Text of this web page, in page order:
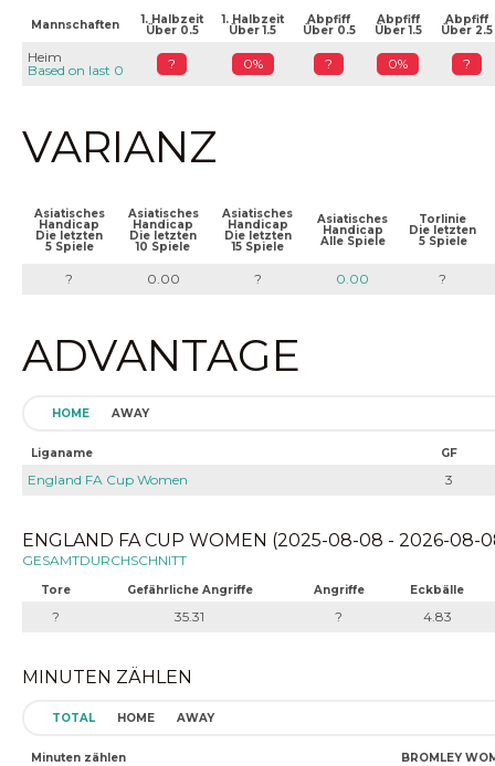
Mannschaften 1. Halbzeit
Über 0.5
1. Halbzeit
Über 1.5
Abpfiff
Über 0.5
Abpfiff
Über 1.5
Abpfiff
Über 2.5
Heim
Based on last 0
? 0% ? 0% ?
VARIANZ
Asiatisches
Handicap
Die letzten
5 Spiele
Asiatisches
Handicap
Die letzten
10 Spiele
Asiatisches
Handicap
Die letzten
15 Spiele
Asiatisches
Handicap
Alle Spiele
Torlinie
Die letzten
5 Spiele
? 0.00 ? 0.00 ?
ADVANTAGE
HOME AWAY
Liganame GF
England FA Cup Women 3
ENGLAND FA CUP WOMEN (2025-08-08 - 2026-08-
GESAMTDURCHSCHNITT
Tore Gefährliche Angriffe Angriffe Eckbälle
? 35.31 ? 4.83
MINUTEN ZÄHLEN
TOTAL HOME AWAY
Minuten zählen BROMLEY